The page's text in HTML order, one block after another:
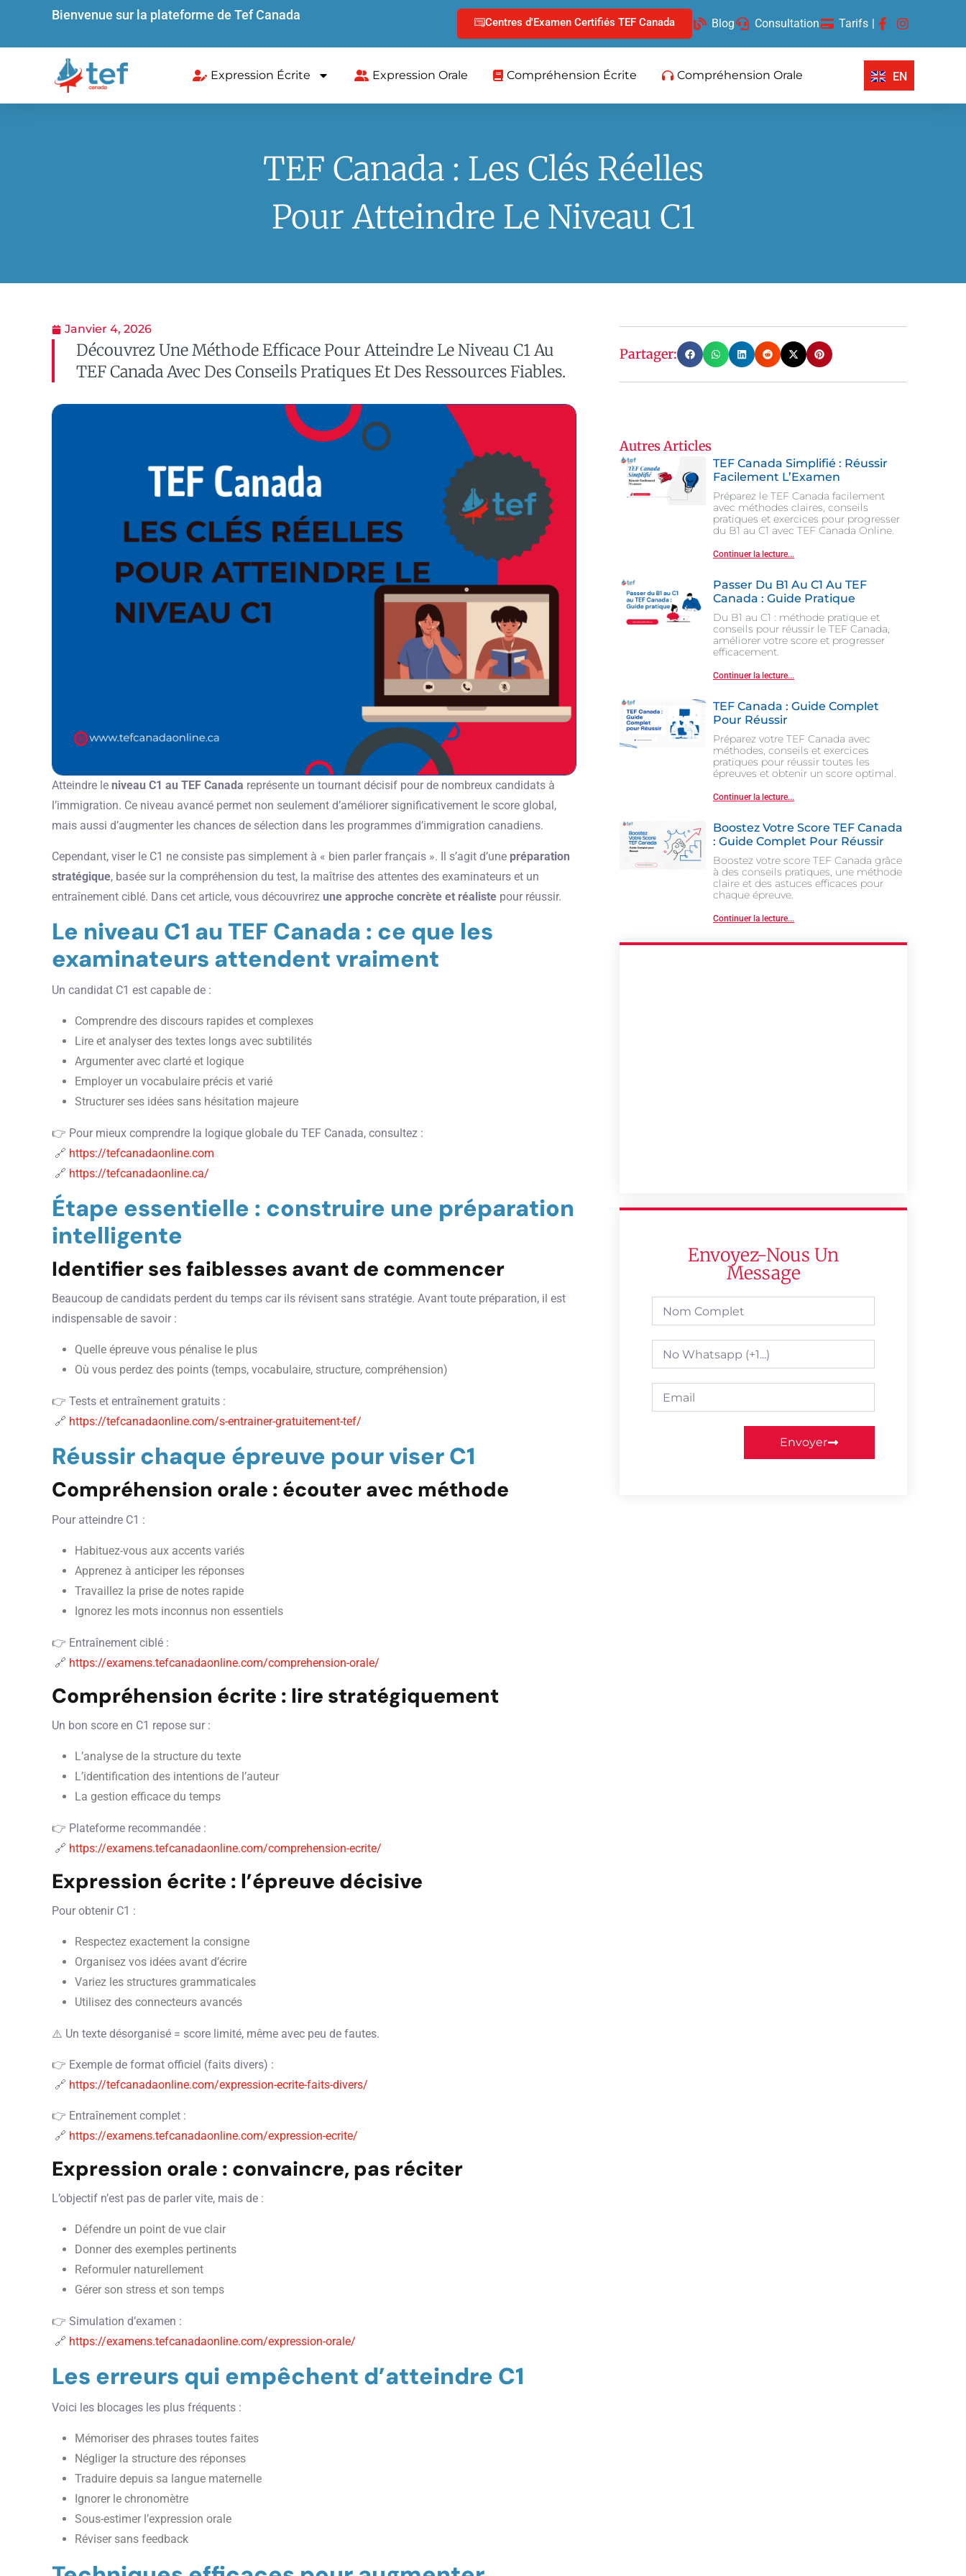
Bienvenue sur la plateforme de Tef Canada Centres d'Examen Certifiés TEF Canada Blog Consultation Tarifs |
Expression Écrite Expression Orale Compréhension Écrite Compréhension Orale EN
TEF Canada : Les Clés Réelles
Pour Atteindre Le Niveau C1
Janvier 4, 2026
Découvrez Une Méthode Efficace Pour Atteindre Le Niveau C1 Au
TEF Canada Avec Des Conseils Pratiques Et Des Ressources Fiables.
Atteindre le niveau C1 au TEF Canada représente un tournant décisif pour de nombreux candidats à
l’immigration. Ce niveau avancé permet non seulement d’améliorer significativement le score global,
mais aussi d’augmenter les chances de sélection dans les programmes d’immigration canadiens.
Cependant, viser le C1 ne consiste pas simplement à « bien parler français ». Il s’agit d’une préparation
stratégique, basée sur la compréhension du test, la maîtrise des attentes des examinateurs et un
entraînement ciblé. Dans cet article, vous découvrirez une approche concrète et réaliste pour réussir.
Le niveau C1 au TEF Canada : ce que les
examinateurs attendent vraiment
Un candidat C1 est capable de :
Comprendre des discours rapides et complexes
Lire et analyser des textes longs avec subtilités
Argumenter avec clarté et logique
Employer un vocabulaire précis et varié
Structurer ses idées sans hésitation majeure
👉 Pour mieux comprendre la logique globale du TEF Canada, consultez :
🔗 https://tefcanadaonline.com
🔗 https://tefcanadaonline.ca/
Étape essentielle : construire une préparation
intelligente
Identifier ses faiblesses avant de commencer
Beaucoup de candidats perdent du temps car ils révisent sans stratégie. Avant toute préparation, il est
indispensable de savoir :
Quelle épreuve vous pénalise le plus
Où vous perdez des points (temps, vocabulaire, structure, compréhension)
👉 Tests et entraînement gratuits :
🔗 https://tefcanadaonline.com/s-entrainer-gratuitement-tef/
Réussir chaque épreuve pour viser C1
Compréhension orale : écouter avec méthode
Pour atteindre C1 :
Habituez-vous aux accents variés
Apprenez à anticiper les réponses
Travaillez la prise de notes rapide
Ignorez les mots inconnus non essentiels
👉 Entraînement ciblé :
🔗 https://examens.tefcanadaonline.com/comprehension-orale/
Compréhension écrite : lire stratégiquement
Un bon score en C1 repose sur :
L’analyse de la structure du texte
L’identification des intentions de l’auteur
La gestion efficace du temps
👉 Plateforme recommandée :
🔗 https://examens.tefcanadaonline.com/comprehension-ecrite/
Expression écrite : l’épreuve décisive
Pour obtenir C1 :
Respectez exactement la consigne
Organisez vos idées avant d’écrire
Variez les structures grammaticales
Utilisez des connecteurs avancés
⚠️ Un texte désorganisé = score limité, même avec peu de fautes.
👉 Exemple de format officiel (faits divers) :
🔗 https://tefcanadaonline.com/expression-ecrite-faits-divers/
👉 Entraînement complet :
🔗 https://examens.tefcanadaonline.com/expression-ecrite/
Expression orale : convaincre, pas réciter
L’objectif n’est pas de parler vite, mais de :
Défendre un point de vue clair
Donner des exemples pertinents
Reformuler naturellement
Gérer son stress et son temps
👉 Simulation d’examen :
🔗 https://examens.tefcanadaonline.com/expression-orale/
Les erreurs qui empêchent d’atteindre C1
Voici les blocages les plus fréquents :
Mémoriser des phrases toutes faites
Négliger la structure des réponses
Traduire depuis sa langue maternelle
Ignorer le chronomètre
Sous-estimer l’expression orale
Réviser sans feedback
Partager:
Autres Articles
TEF Canada Simplifié : Réussir
Facilement L’Examen
Préparez le TEF Canada facilement
avec méthodes claires, conseils
pratiques et exercices pour progresser
du B1 au C1 avec TEF Canada Online.
Continuer la lecture...
Passer Du B1 Au C1 Au TEF
Canada : Guide Pratique
Du B1 au C1 : méthode pratique et
conseils pour réussir le TEF Canada,
améliorer votre score et progresser
efficacement.
Continuer la lecture...
TEF Canada : Guide Complet
Pour Réussir
Préparez votre TEF Canada avec
méthodes, conseils et exercices
pratiques pour réussir toutes les
épreuves et obtenir un score optimal.
Continuer la lecture...
Boostez Votre Score TEF Canada
: Guide Complet Pour Réussir
Boostez votre score TEF Canada grâce
à des conseils pratiques, une méthode
claire et des astuces efficaces pour
chaque épreuve.
Continuer la lecture...
Envoyez-Nous Un
Message
Envoyer